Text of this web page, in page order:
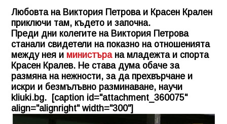
Любовта на Виктория Петрова и Красен Крален
приключи там, където и започна.
Преди дни колегите на Виктория Петрова
станали свидетели на показно на отношенията
между нея и министърана младежта и спорта
Красен Кралев. Не става дума обаче за
размяна на нежности, за да прехвърчане и
искри и безмълъвно разминаване, научи
kliuki.bg. [caption id="attachment_360075"
align="alignright" width="300"]